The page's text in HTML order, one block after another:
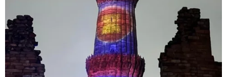
Trung Quốc hoàn thành bản đồ địa
chất mới của toàn bộ Mặt Trăng